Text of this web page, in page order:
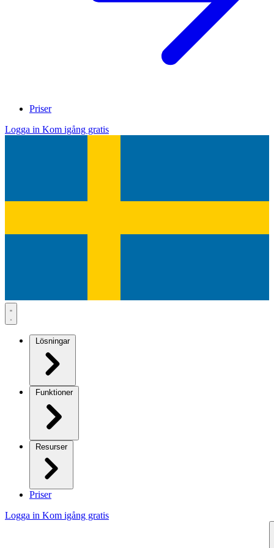
Priser
Logga in Kom igång gratis
Lösningar
Funktioner
Resurser
Priser
Logga in Kom igång gratis